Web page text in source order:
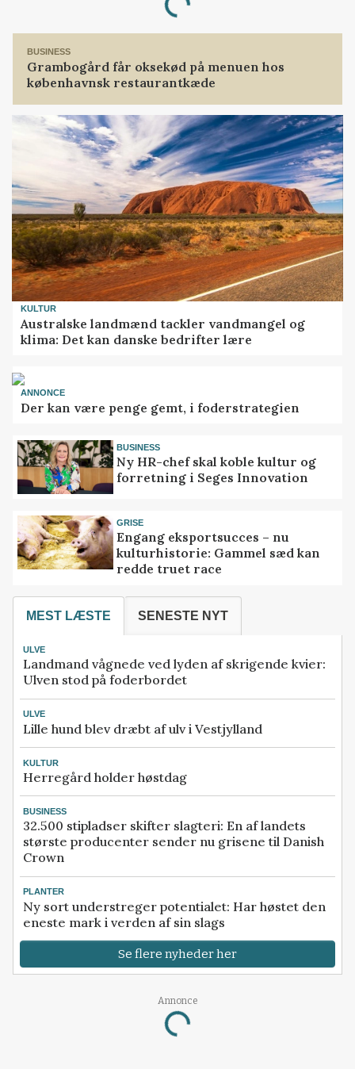
Loading...
BUSINESS
Grambogård får oksekød på menuen hos
københavnsk restaurantkæde
KULTUR
Australske landmænd tackler vandmangel og
klima: Det kan danske bedrifter lære
ANNONCE
Der kan være penge gemt, i foderstrategien
BUSINESS
Ny HR-chef skal koble kultur og
forretning i Seges Innovation
GRISE
Engang eksportsucces – nu
kulturhistorie: Gammel sæd kan
redde truet race
MEST LÆSTE SENESTE NYT
ULVE
Landmand vågnede ved lyden af skrigende kvier:
Ulven stod på foderbordet
ULVE
Lille hund blev dræbt af ulv i Vestjylland
KULTUR
Herregård holder høstdag
BUSINESS
32.500 stipladser skifter slagteri: En af landets
største producenter sender nu grisene til Danish
Crown
PLANTER
Ny sort understreger potentialet: Har høstet den
eneste mark i verden af sin slags
Se flere nyheder her
Annonce
Loading...